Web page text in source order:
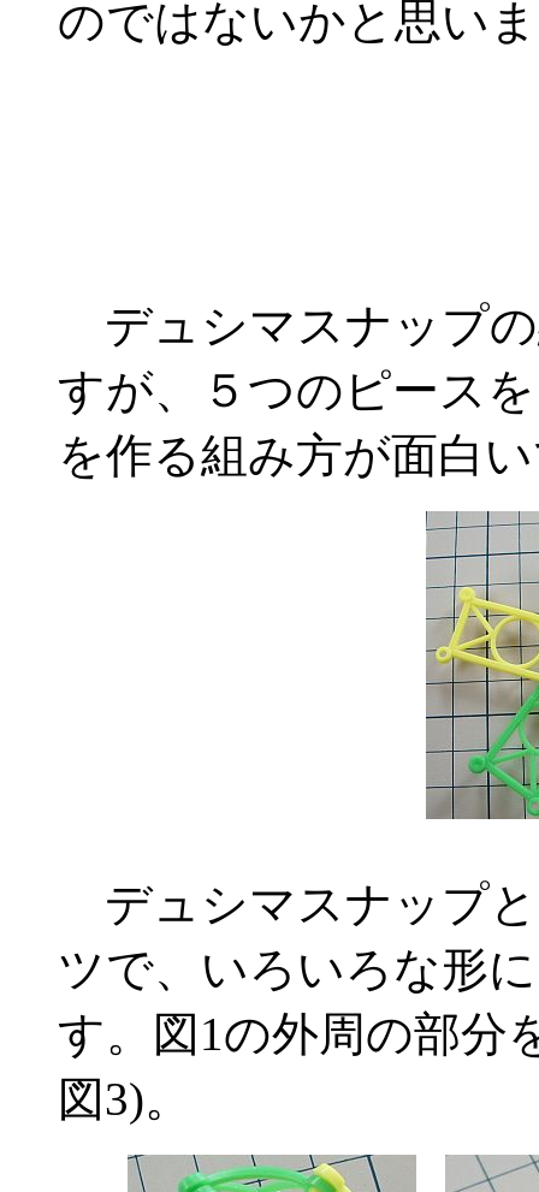
のではないかと思い
デュシマスナップ
すが、５つのピース
を作る組み方が面白
デュシマスナップ
ツで、いろいろな形
す。図1の外周の部分
図3)。